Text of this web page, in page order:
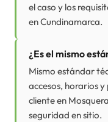
el caso y los
en Cundinamarca.
¿Es el mismo
Mismo estándar
accesos, horarios
cliente en
seguridad en sitio.